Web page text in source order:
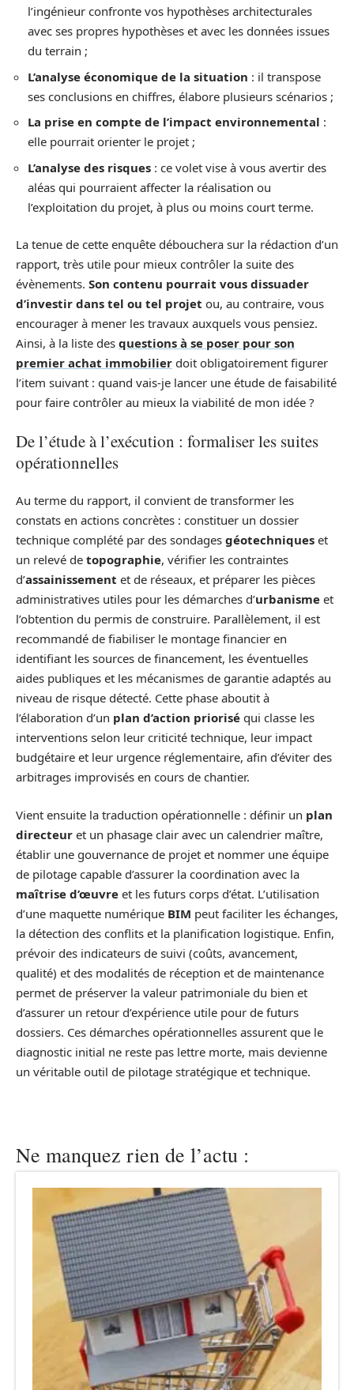
l’ingénieur confronte vos hypothèses architecturales
avec ses propres hypothèses et avec les données issues
du terrain ;
L’analyse économique de la situation : il transpose
ses conclusions en chiffres, élabore plusieurs scénarios ;
La prise en compte de l’impact environnemental :
elle pourrait orienter le projet ;
L’analyse des risques : ce volet vise à vous avertir des
aléas qui pourraient affecter la réalisation ou
l’exploitation du projet, à plus ou moins court terme.
La tenue de cette enquête débouchera sur la rédaction d’un
rapport, très utile pour mieux contrôler la suite des
évènements. Son contenu pourrait vous dissuader
d’investir dans tel ou tel projet ou, au contraire, vous
encourager à mener les travaux auxquels vous pensiez.
Ainsi, à la liste des questions à se poser pour son
premier achat immobilier doit obligatoirement figurer
l’item suivant : quand vais-je lancer une étude de faisabilité
pour faire contrôler au mieux la viabilité de mon idée ?
De l’étude à l’exécution : formaliser les suites
opérationnelles
Au terme du rapport, il convient de transformer les
constats en actions concrètes : constituer un dossier
technique complété par des sondages géotechniques et
un relevé de topographie, vérifier les contraintes
d’assainissement et de réseaux, et préparer les pièces
administratives utiles pour les démarches d’urbanisme et
l’obtention du permis de construire. Parallèlement, il est
recommandé de fiabiliser le montage financier en
identifiant les sources de financement, les éventuelles
aides publiques et les mécanismes de garantie adaptés au
niveau de risque détecté. Cette phase aboutit à
l’élaboration d’un plan d’action priorisé qui classe les
interventions selon leur criticité technique, leur impact
budgétaire et leur urgence réglementaire, afin d’éviter des
arbitrages improvisés en cours de chantier.
Vient ensuite la traduction opérationnelle : définir un plan
directeur et un phasage clair avec un calendrier maître,
établir une gouvernance de projet et nommer une équipe
de pilotage capable d’assurer la coordination avec la
maîtrise d’œuvre et les futurs corps d’état. L’utilisation
d’une maquette numérique BIM peut faciliter les échanges,
la détection des conflits et la planification logistique. Enfin,
prévoir des indicateurs de suivi (coûts, avancement,
qualité) et des modalités de réception et de maintenance
permet de préserver la valeur patrimoniale du bien et
d’assurer un retour d’expérience utile pour de futurs
dossiers. Ces démarches opérationnelles assurent que le
diagnostic initial ne reste pas lettre morte, mais devienne
un véritable outil de pilotage stratégique et technique.
Ne manquez rien de l’actu :